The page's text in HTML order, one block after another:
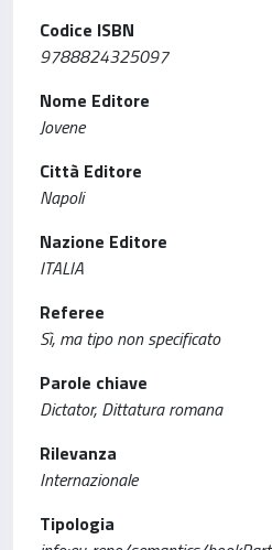
Codice ISBN
9788824325097
Nome Editore
Jovene
Città Editore
Napoli
Nazione Editore
ITALIA
Referee
Sì, ma tipo non specificato
Parole chiave
Dictator, Dittatura romana
Rilevanza
Internazionale
Tipologia